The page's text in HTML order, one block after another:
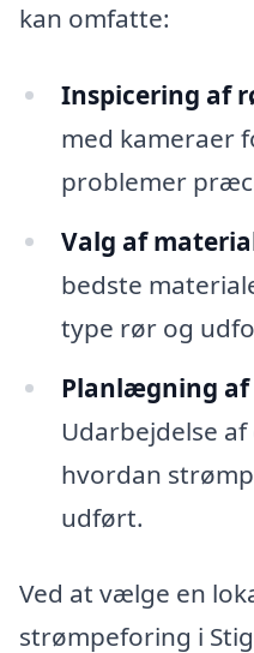
kan omfatte:
Inspicering af
med kameraer
problemer
Valg af
bedste
type rør og
Planlægning af
Udarbejdelse
hvordan
udført.
Ved at vælge en
strømpeforing i